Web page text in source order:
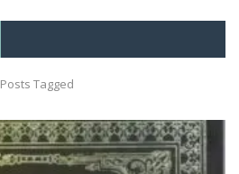
Posts Tagged "تفسير قرآن كريم"